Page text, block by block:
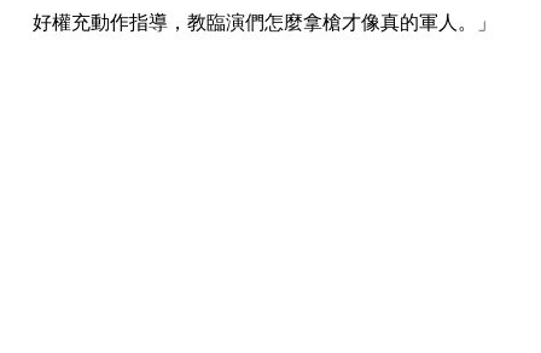
好權充動作指導，教臨演們怎麼拿槍才像真的軍人。」